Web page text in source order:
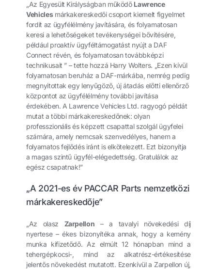
„Az Egyesült Királyságban működő Lawrence
Vehiclesmárkakereskedői csoport kiemelt figyelmet
fordít az ügyfélélmény javítására, és folyamatosan
keresi a lehetőségeket tevékenységei bővítésére,
például proaktív ügyféltámogatást nyújt a DAF
Connect révén, és folyamatosan továbbképzi
technikusait ” – tette hozzá Harry Wolters. „Ezen kívül
folyamatosan beruház a DAF-márkába, nemrég pedig
megnyitottak egy lenyűgöző, új átadás előtti ellenőrző
központot az ügyfélélmény további javítása
érdekében. A Lawrence Vehicles Ltd. ragyogó példát
mutat a többi márkakereskedőnek: olyan
professzionális és képzett csapattal szolgál ügyfelei
számára, amely nemcsak szenvedélyes, hanem a
folyamatos fejlődés iránt is elkötelezett. Ezt bizonyítja
a magas szintű ügyfél-elégedettség. Gratulálok az
egész csapatnak!”
„A 2021-es év PACCAR Parts nemzetközi
márkakereskedője”
„Az olasz Zarpellon – a tavalyi növekedési díj
nyertese – ékes bizonyítéka annak, hogy a kemény
munka kifizetődő. Az elmúlt 12 hónapban mind a
tehergépkocsi-, mind az alkatrész-értékesítése
jelentős növekedést mutatott. Ezenkívül a Zarpellon új,